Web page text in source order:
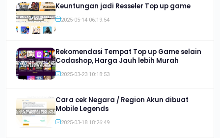
Keuntungan jadi Resseler Top up game
2025-05-14 06:19:54
Rekomendasi Tempat Top up Game selain
Codashop, Harga Jauh lebih Murah
2025-03-23 10:18:53
Cara cek Negara / Region Akun dibuat
Mobile Legends
2025-03-18 18:26:49